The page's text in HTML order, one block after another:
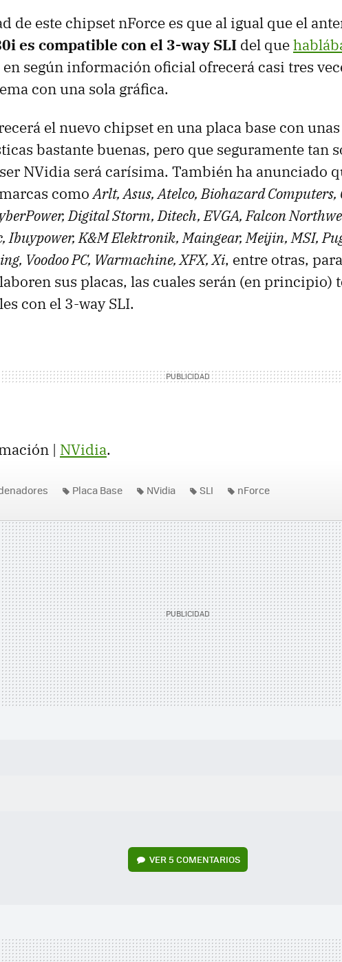
de este chipset nForce es que al igual que el
es compatible con el 3-way SLI del que
en según información oficial ofrecerá casi tres
con una sola gráfica.
el nuevo chipset en una placa base con unas
bastante buenas, pero que seguramente tan
NVidia será carísima. También ha anunciado
comoArlt, Asus, Atelco, Biohazard
Digital Storm, Ditech, EVGA, Falcon
Ibuypower, K&M Elektronik, Maingear, Meijin, MSI,
Voodoo PC, Warmachine, XFX, Xi, entre otras,
sus placas, las cuales serán (en principio)
con el 3-way SLI.
| NVidia.
Placa Base NVidia SLI nForce
VER5 COMENTARIOS